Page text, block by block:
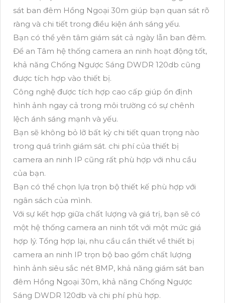
sát ban đêm Hồng Ngoại 30m giúp bạn quan sát rõ
ràng và chi tiết trong điều kiện ánh sáng yếu.
Bạn có thể yên tâm giám sát cả ngày lẫn ban đêm.
Để an Tâm hệ thống camera an ninh hoạt động tốt,
khả năng Chống Ngược Sáng DWDR 120db cũng
được tích hợp vào thiết bị.
Công nghệ được tích hợp cao cấp giúp ổn định
hình ảnh ngay cả trong môi trường có sự chênh
lệch ánh sáng mạnh và yếu.
Bạn sẽ không bỏ lỡ bất kỳ chi tiết quan trọng nào
trong quá trình giám sát. chi phí của thiết bị
camera an ninh IP cũng rất phù hợp với nhu cầu
của bạn.
Bạn có thể chọn lựa trọn bộ thiết kế phù hợp với
ngân sách của mình.
Với sự kết hợp giữa chất lượng và giá trị, bạn sẽ có
một hệ thống camera an ninh tốt với một mức giá
hợp lý. Tổng hợp lại, nhu cầu cần thiết về thiết bị
camera an ninh IP trọn bộ bao gồm chất lượng
hình ảnh siêu sắc nét 8MP, khả năng giám sát ban
đêm Hồng Ngoại 30m, khả năng Chống Ngược
Sáng DWDR 120db và chi phí phù hợp.